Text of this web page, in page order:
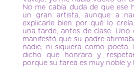
No me cabía duda de que ese
un gran artista, aunque a
explicarle bien por qué lo
una tarde, antes de clase. Uno
manifestó que su padre
nadie, ni siquiera como poeta.
dicho que honrara y
porque su tarea es muy noble y